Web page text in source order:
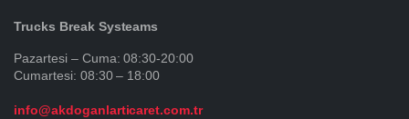
Trucks Break Systeams
Pazartesi – Cuma: 08:30-20:00
Cumartesi: 08:30 – 18:00
info@akdoganlarticaret.com.tr